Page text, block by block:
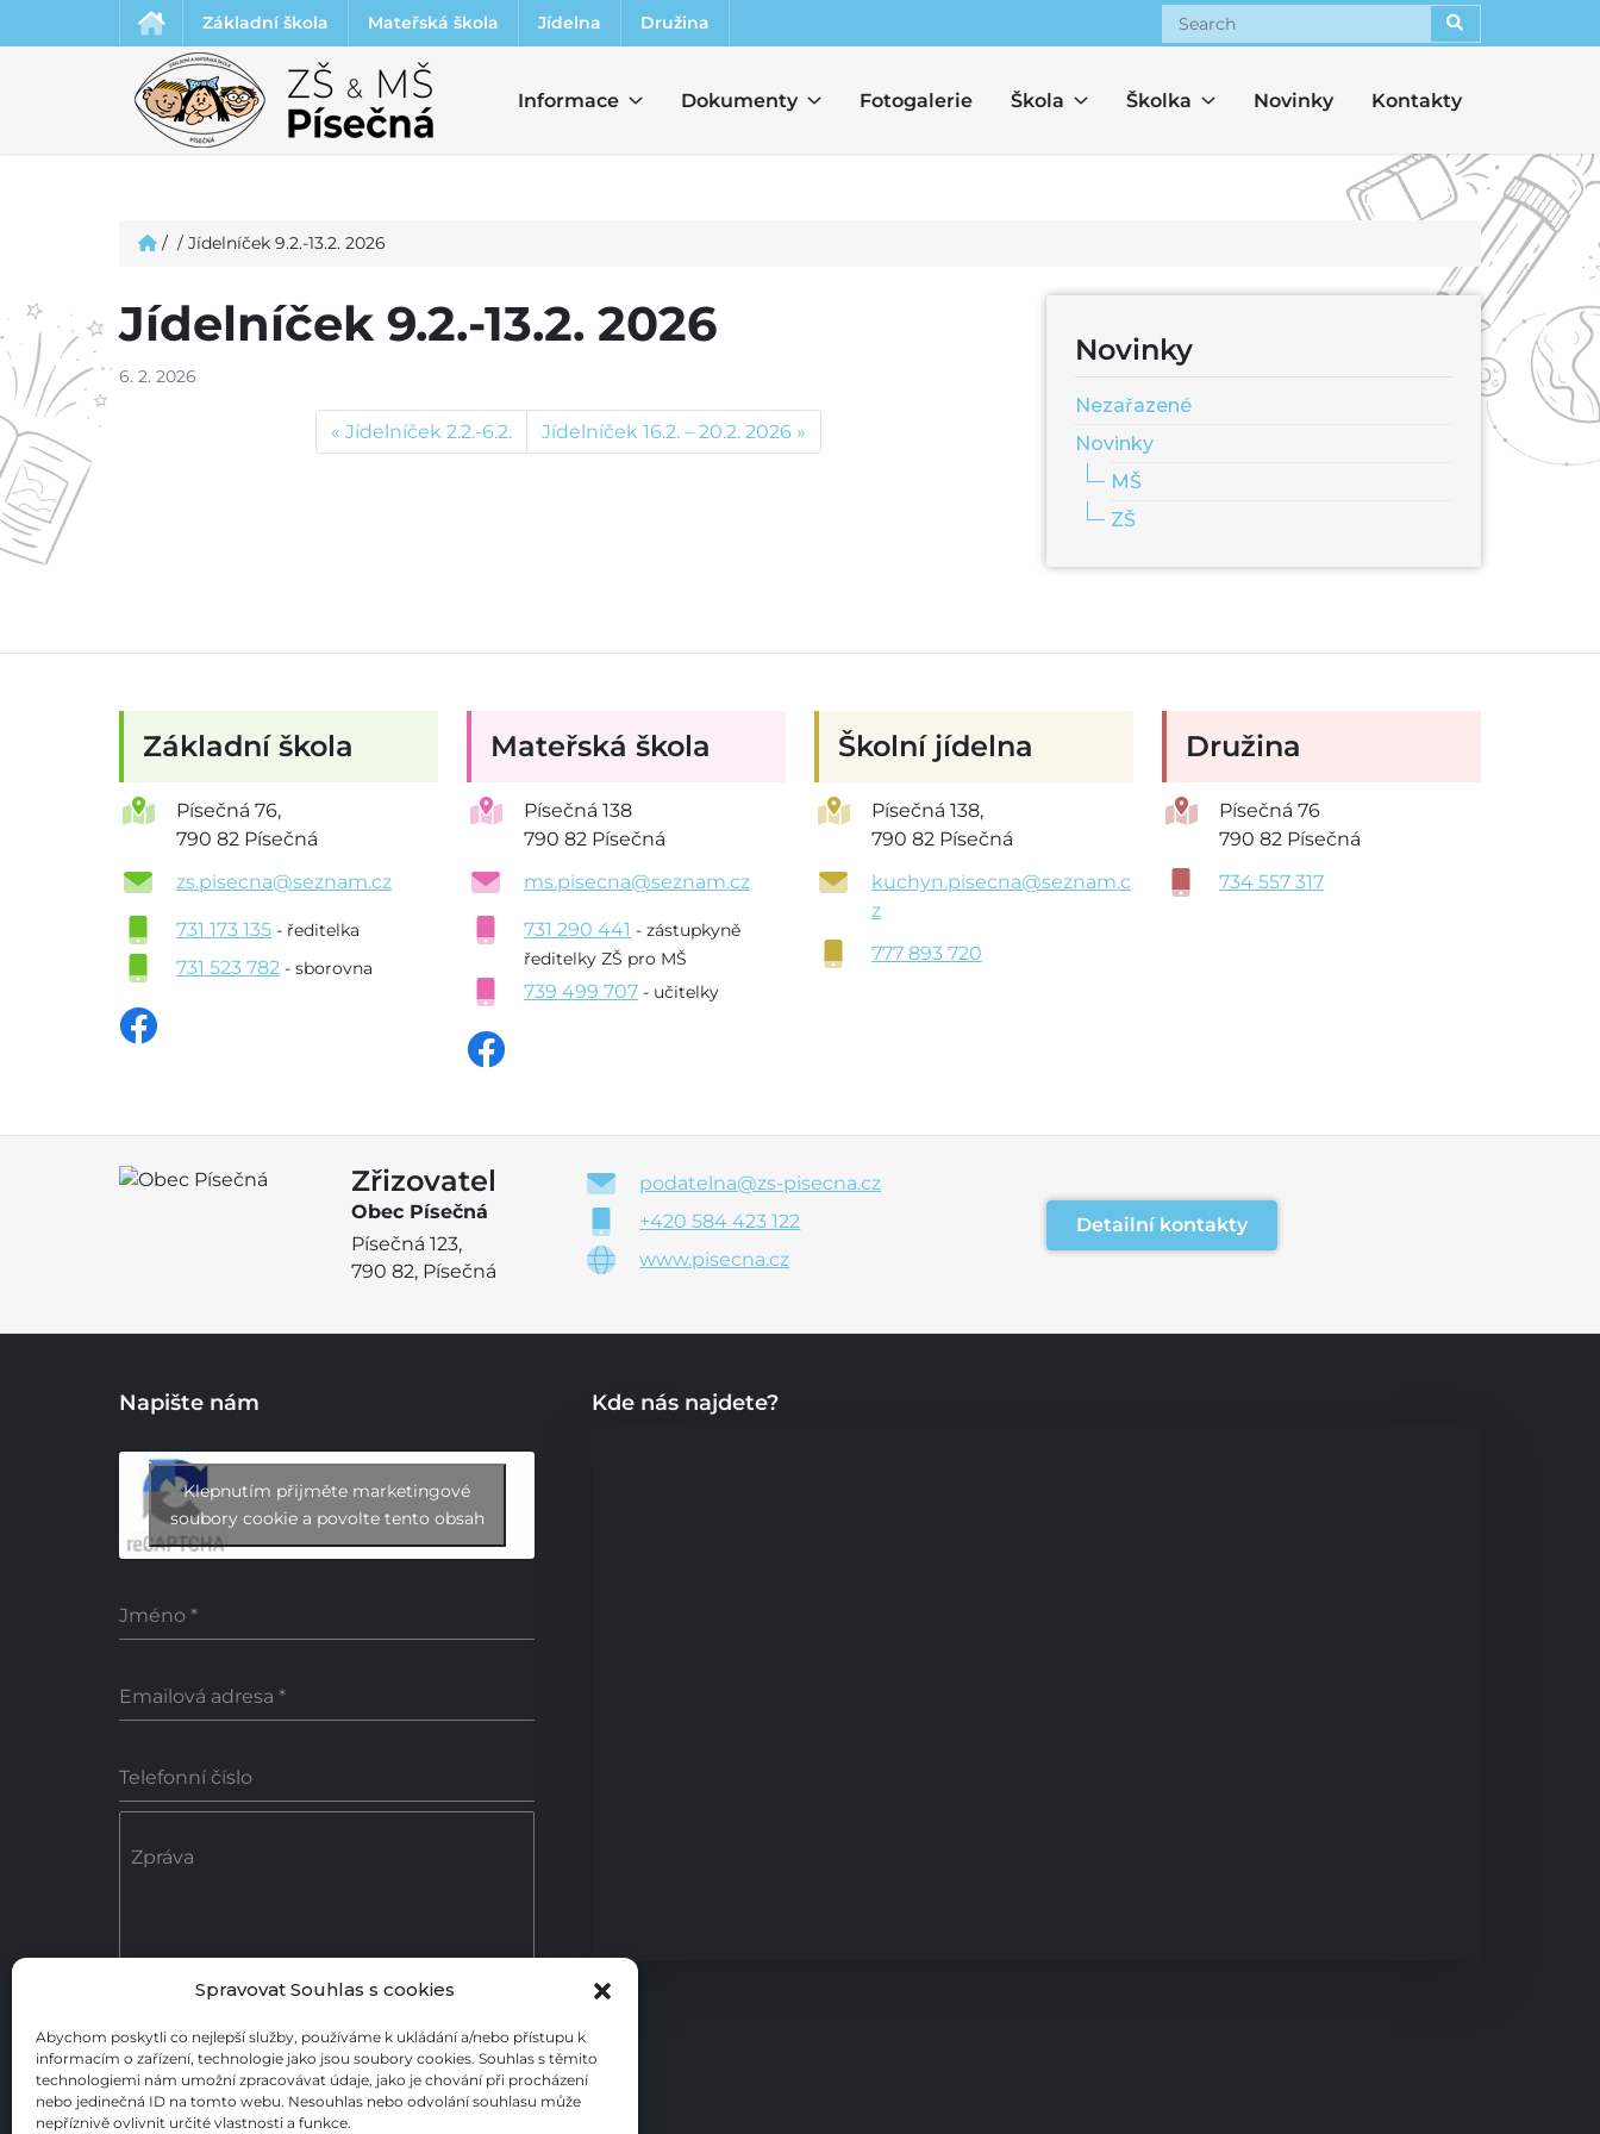
Spravovat Souhlas s cookies
Abychom poskytli co nejlepší služby, používáme k ukládání a/nebo přístupu k
informacím o zařízení, technologie jako jsou soubory cookies. Souhlas s těmito
technologiemi nám umožní zpracovávat údaje, jako je chování při procházení
nebo jedinečná ID na tomto webu. Nesouhlas nebo odvolání souhlasu může
nepříznivě ovlivnit určité vlastnosti a funkce.
Základní škola Mateřská škola Jídelna
Družina
Search
Informace Dokumenty Fotogalerie Škola Školka Novinky Kontakty
/ / Jídelníček 9.2.-13.2. 2026
Jídelníček 9.2.-13.2. 2026
6. 2. 2026
Jídelníček 2.2.-6.2. Jídelníček 16.2. – 20.2. 2026
Novinky
Nezařazené
Novinky
MŠ
ZŠ
Základní škola
Písečná 76,
790 82 Písečná
zs.pisecna@seznam.cz
731 173 135 - ředitelka
731 523 782 - sborovna
Mateřská škola
Písečná 138
790 82 Písečná
ms.pisecna@seznam.cz
731 290 441 - zástupkyně
ředitelky ZŠ pro MŠ
739 499 707 - učitelky
Školní jídelna
Písečná 138,
790 82 Písečná
kuchyn.pisecna@seznam.c
z
777 893 720
Družina
Písečná 76
790 82 Písečná
734 557 317
Zřizovatel
Obec Písečná
Písečná 123,
790 82, Písečná
podatelna@zs-pisecna.cz
+420 584 423 122
www.pisecna.cz
Detailní kontakty
Napište nám
Klepnutím přijměte marketingové
soubory cookie a povolte tento obsah
Jméno *
Emailová adresa *
Telefonní číslo
Zpráva
Poslat zprávu
Kde nás najdete?